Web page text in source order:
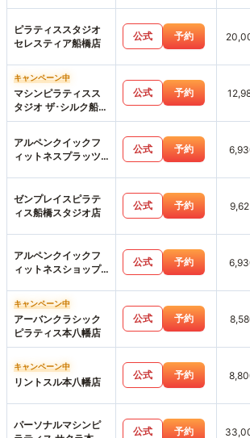
ピラティススタジオ
セレスティア船橋店
公式 予約
キャンペーン中
マシンピラティスス
タジオ ザ･シルク船橋
店
公式 予約
アルペンクイックフ
ィットネスプラッツ
公式 予約
ゼンプレイスピラテ
ィス船橋スタジオ店
公式 予約
アルペンクイックフ
ィットネスショップ
公式 予約
キャンペーン中
アーバンクラシック
ピラティス本八幡店
公式 予約
キャンペーン中
リントスル本八幡店
公式 予約
パーソナルマシンピ
公式 予約